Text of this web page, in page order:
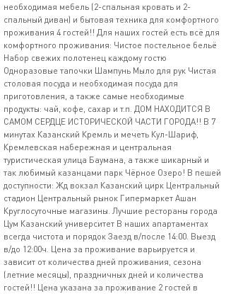
необходимая мебель (2-спальная кровать и 2-
спальный диван) и бытовая техника для комфортного
проживания 4 гостей!! Для наших гостей есть всё для
комфортного проживания: Чистое постельное бельё
Набор свежих полотенец каждому гостю
Одноразовые тапочки Шампунь Мыло для рук Чистая
столовая посуда и необходимая посуда для
приготовления, а также самые необходимые
продукты: чай, кофе, сахар и т.п. ДОМ НАХОДИТСЯ В
САМОМ СЕРДЦЕ ИСТОРИЧЕСКОЙ ЧАСТИ ГОРОДА!! В 7
минутах Казанский Кремль и мечеть Кул-Шариф,
Кремлевская набережная и центральная
туристическая улица Баумана, а также шикарный и
так любимый казанцами парк Чёрное Озеро! В пешей
доступности: Жд вокзал Казанский цирк Центральный
стадион Центральный рынок Гипермаркет Ашан
Круглосуточные магазины. Лучшие рестораны города
Цум Казанский университет В наших апартаментах
всегда чистота и порядок Заезд в/после 14:00. Выезд
в/до 12:00ч. Цена за проживание варьируется и
зависит от количества дней проживания, сезона
(летние месяцы), праздничных дней и количества
гостей!! Цена указана за проживание 2 гостей в